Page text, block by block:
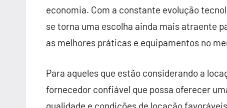
economia. Com a constante evolução
se torna uma escolha ainda mais atraente
as melhores práticas e equipamentos no
Para aqueles que estão considerando a
fornecedor confiável que possa oferecer